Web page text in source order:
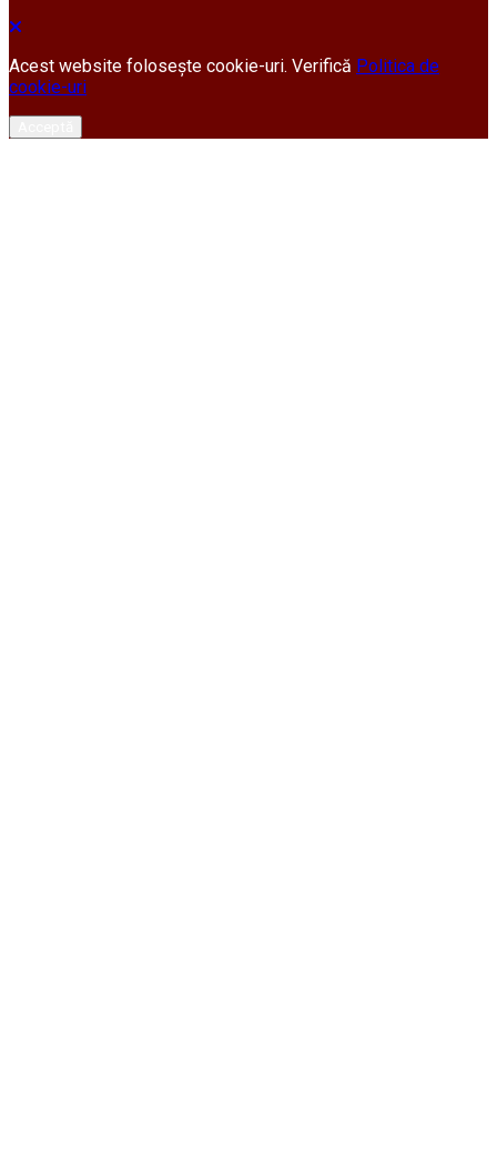
Acest website folosește cookie-uri. Verifică Politica de
cookie-uri